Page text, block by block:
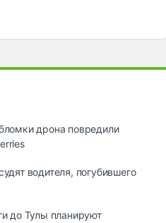
дрона повредили
водителя, погубившего
до Тулы планируют